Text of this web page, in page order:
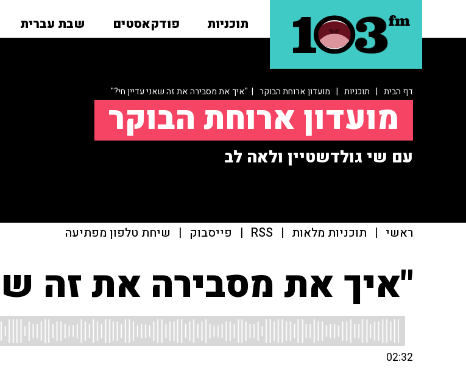
תוכניות פודקאסטים שבת עברית
דף הבית | תוכניות | מועדון ארוחת הבוקר | "איך את מסבירה את זה שאני עדיין חי?"
מועדון ארוחת הבוקר
עם שי גולדשטיין ולאה לב
ראשי | תוכניות מלאות |
RSS
| פייסבוק | שיחת טלפון מפתיעה
"איך את מסבירה את זה
02:32